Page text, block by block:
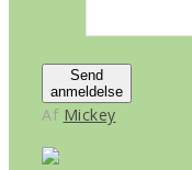
Send
anmeldelse
Af Mickey